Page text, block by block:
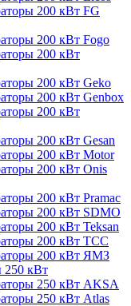
200 кВт FG
200 кВт Fogo
200 кВт
200 кВт Geko
200 кВт Genbox
200 кВт
200 кВт Gesan
200 кВт Motor
200 кВт Onis
200 кВт Pramac
200 кВт SDMO
200 кВт Teksan
200 кВт ТСС
200 кВт ЯМЗ
250 кВт
250 кВт AKSA
250 кВт Atlas